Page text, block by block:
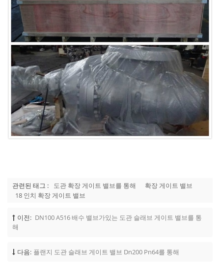
관련된 태그 : 도관 확장 게이트 밸브를 통해
확장 게이트 밸브
18 인치 확장 게이트 밸브
이전: DN100 A516 배수 밸브가있는 도관 슬래브 게이트 밸브를 통
해
다음: 플랜지 도관 슬래브 게이트 밸브 Dn200 Pn64를 통해